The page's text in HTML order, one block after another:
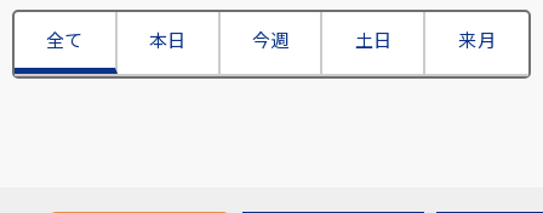
全て 本日 今週 土日 来月